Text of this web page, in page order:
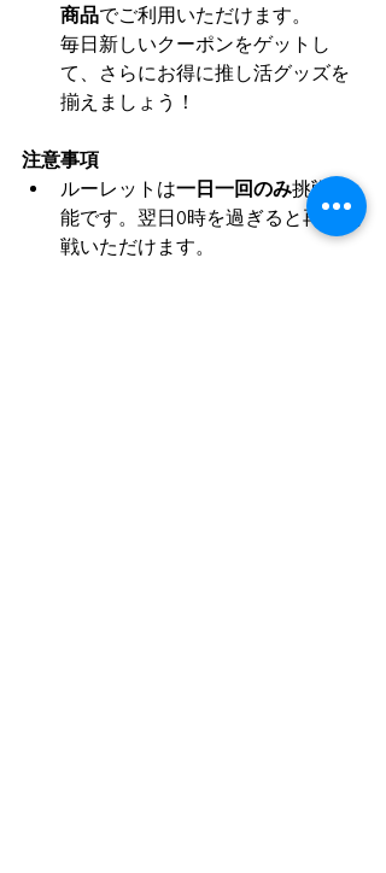
商品でご利用いただけます。
毎日新しいクーポンをゲットし
て、さらにお得に推し活グッズを
揃えましょう！
注意事項
ルーレットは一日一回のみ挑戦可
能です。翌日0時を過ぎると再度挑
戦いただけます。